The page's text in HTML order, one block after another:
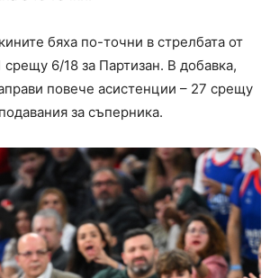
бяха по-точни в стрелбата от
срещу 6/18 за Партизан. В добавка,
повече асистенции – 27 срещу
за съперника.